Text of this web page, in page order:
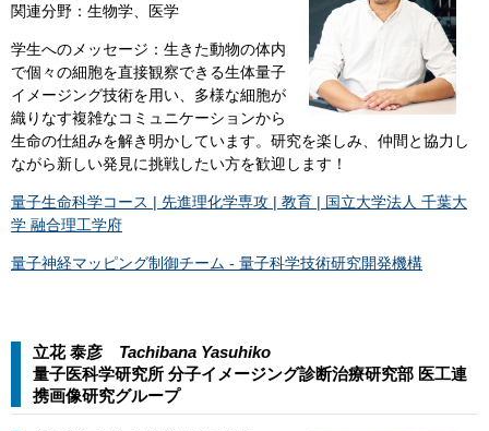
関連分野：生物学、医学
学生へのメッセージ：生きた動物の体内
で個々の細胞を直接観察できる生体量子
イメージング技術を用い、多様な細胞が
織りなす複雑なコミュニケーションから
生命の仕組みを解き明かしています。研究を楽しみ、仲間と協力し
ながら新しい発見に挑戦したい方を歓迎します！
量子生命科学コース | 先進理化学専攻 | 教育 | 国立大学法人 千葉大
学 融合理工学府
量子神経マッピング制御チーム - 量子科学技術研究開発機構
立花 泰彦 Tachibana Yasuhiko​​
量子医科学研究所 分子イメージング診断治療研究部 医工連
携画像研究グループ​